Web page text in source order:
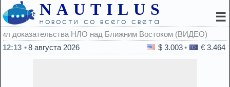
NAUTILUS
новости со всего света ☰
12:13 8 августа 2026 $ 3.003 € 3.464